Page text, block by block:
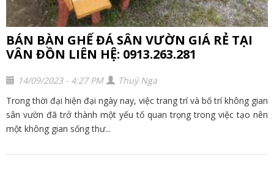
BÁN BÀN GHẾ ĐÁ SÂN VƯỜN GIÁ RẺ TẠI
VÂN ĐỒN LIÊN HỆ: 0913.263.281
14/09/2023 - 4:27 PM
Thuý Nga
Trong thời đại hiện đại ngày nay, việc trang trí và bố trí không gian
sân vườn đã trở thành một yếu tố quan trọng trong việc tạo nên
một không gian sống thư...